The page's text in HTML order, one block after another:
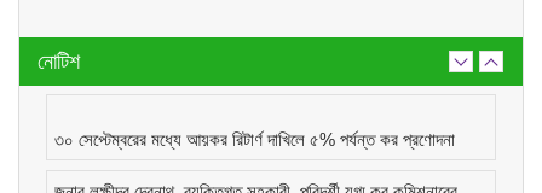
নোটিশ
৩০ সেপ্টেম্বরের মধ্যে আয়কর রিটার্ণ দাখিলে ৫% পর্যন্ত কর প্রণোদনা